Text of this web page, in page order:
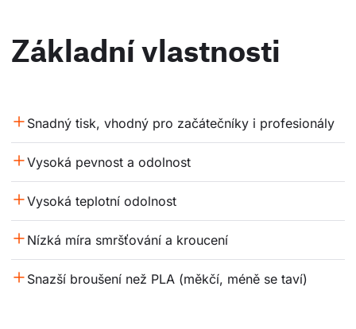
Základní vlastnosti
Snadný tisk, vhodný pro začátečníky i profesionály
Vysoká pevnost a odolnost
Vysoká teplotní odolnost
Nízká míra smršťování a kroucení
Snazší broušení než PLA (měkčí, méně se taví)